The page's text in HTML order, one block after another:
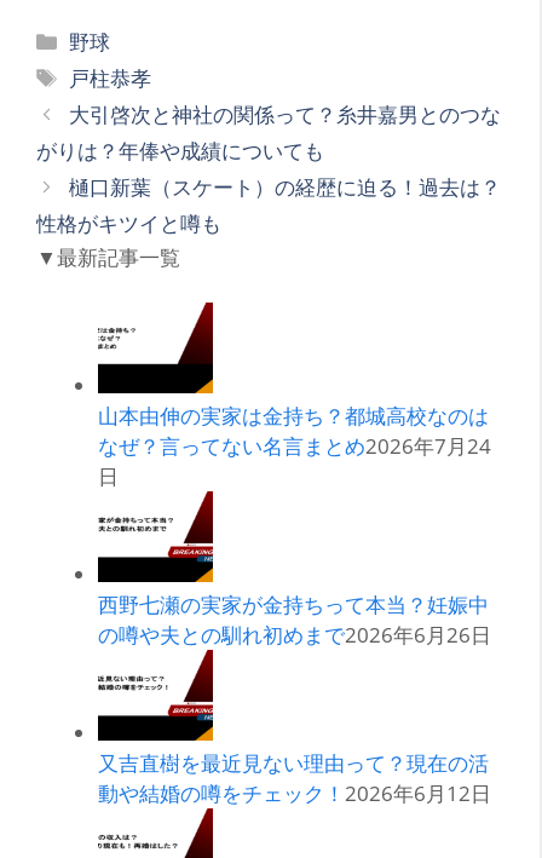
カ
テ
ゴ
リ
ー
野球
タ
グ
戸柱恭孝
大引啓次と神社の関係って？糸井嘉男とのつな
がりは？年俸や成績についても
樋口新葉（スケート）の経歴に迫る！過去は？
性格がキツイと噂も
▼最新記事一覧
山本由伸の実家は金持ち？都城高校なのは
なぜ？言ってない名言まとめ2026年7月24
日
西野七瀬の実家が金持ちって本当？妊娠中
の噂や夫との馴れ初めまで2026年6月26日
又吉直樹を最近見ない理由って？現在の活
動や結婚の噂をチェック！ 2026年6月12日